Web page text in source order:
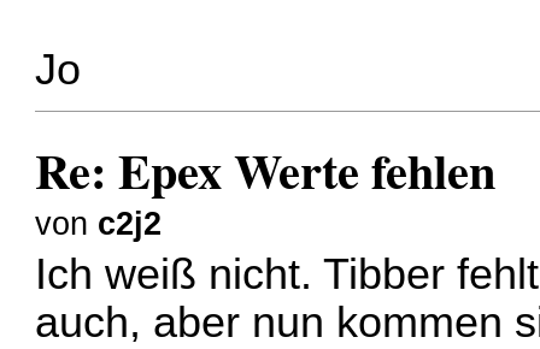
Jo
Re: Epex Werte fehlen
von c2j2
Ich weiß nicht. Tibber
auch, aber nun kommen